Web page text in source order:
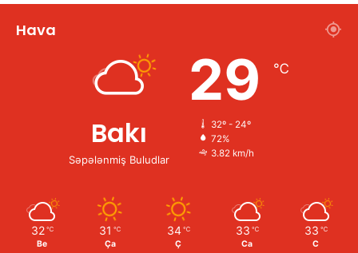
Hava
Bakı
Səpələnmiş Buludlar
29 ℃
32º - 24º
72%
3.82 km/h
32 ℃
Be
31 ℃
Ça
34 ℃
Ç
33 ℃
Ca
33 ℃
C